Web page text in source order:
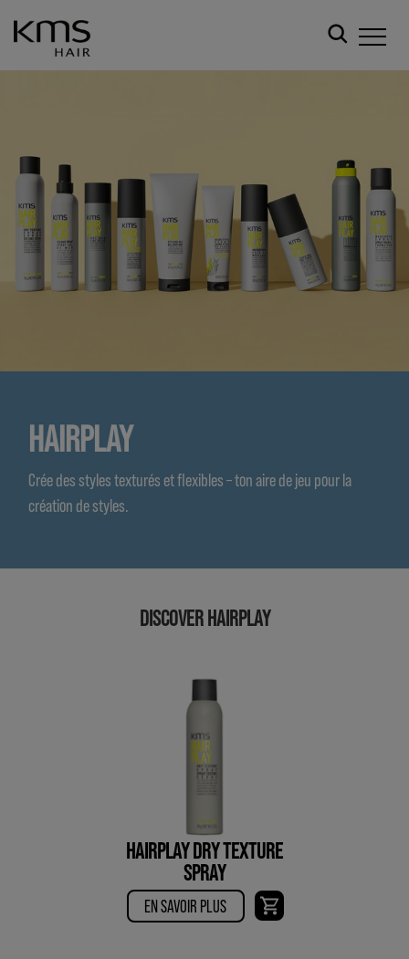
HAIRPLAY
Crée des styles texturés et flexibles – ton aire de jeu pour la
création de styles.
DISCOVER HAIRPLAY
HAIRPLAY DRY TEXTURE
SPRAY
EN SAVOIR PLUS